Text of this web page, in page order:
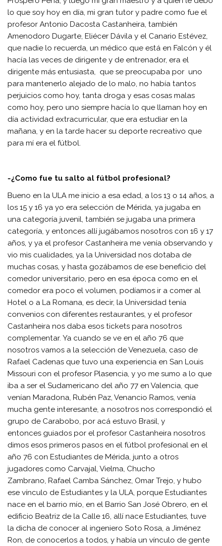
lo que soy hoy en día, mi gran tutor y padre como fue el
profesor Antonio Dacosta Castanheira, también
Amenodoro Dugarte, Eliécer Dávila y el Canario Estévez,
que nadie lo recuerda, un médico que está en Falcón y él
hacía las veces de dirigente y de entrenador, era el
dirigente más entusiasta, que se preocupaba por uno
para mantenerlo alejado de lo malo, no había tantos
perjuicios como hoy, tanta droga y esas cosas malas
como hoy, pero uno siempre hacía lo que llaman hoy en
día actividad extracurricular, que era estudiar en la
mañana, y en la tarde hacer su deporte recreativo que
para mí era el fútbol.
-¿Como fue tu salto al fútbol profesional?
Bueno en la ULA me inicio a esa edad, a los 13 o 14 años, a
los 15 y 16 ya yo era selección de Mérida, ya jugaba en
una categoría juvenil, también se jugaba una primera
categoría, y entonces allí jugábamos nosotros con 16 y 17
años, y ya el profesor Castanheira me venía observando y
vio mis cualidades, ya la Universidad nos dotaba de
muchas cosas, y hasta gozábamos de ese beneficio del
comedor universitario, pero en esa época como en el
comedor era poco el volumen, podíamos ir a comer al
Hotel o a La Romana, es decir, la Universidad tenía
convenios con diferentes restaurantes, y el profesor
Castanheira nos daba esos tickets para nosotros
complementar. Ya cuando se ve en el año 76 que
nosotros vamos a la selección de Venezuela, caso de
Rafael Cadenas que tuvo una experiencia en San Louis
Missouri con el profesor Plasencia, y yo me sumo a lo que
iba a ser el Sudamericano del año 77 en Valencia, que
venían Maradona, Rubén Paz, Venancio Ramos, venía
mucha gente interesante, a nosotros nos correspondió el
grupo de Carabobo, por acá estuvo Brasil, y
entonces guiados por el profesor Castanheira nosotros
dimos esos primeros pasos en el fútbol profesional en el
año 76 con Estudiantes de Mérida, junto a otros
jugadores como Carvajal, Vielma, Chucho
Zambrano, Rafael Camba Sánchez, Omar Trejo, y hubo
ese vínculo de Estudiantes y la ULA, porque Estudiantes
nace en el barrio mío, en el Barrio San José Obrero, en el
edificio Beatriz de la Calle 16, allí nace Estudiantes, tuve
la dicha de conocer al ingeniero Soto Rosa, a Jiménez
Ron, de conocerlos a todos, y había un vínculo de gente